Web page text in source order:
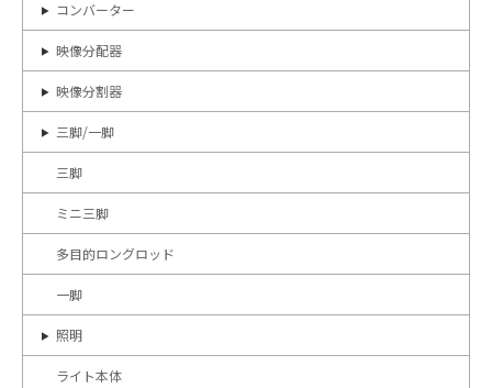
コンバーター
映像分配器
映像分割器
三脚/一脚
三脚
ミニ三脚
多目的ロングロッド
一脚
照明
ライト本体